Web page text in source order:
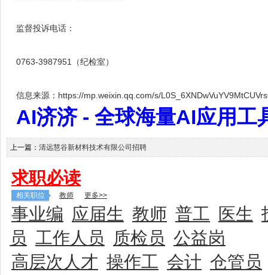
监督投诉电话：
0763-3987951（纪检室）
信息来源：https://mp.weixin.qq.com/s/
AI济济 - 全球海量AI应用
上一篇： 清远慧谷新材料技术有限公司招聘
求职必读
相关职位 教师 更多>>
事业编 应届生 教师 普工 医生
员 工作人员 质检员 公益岗
高层次人才 操作工 会计 仓管员